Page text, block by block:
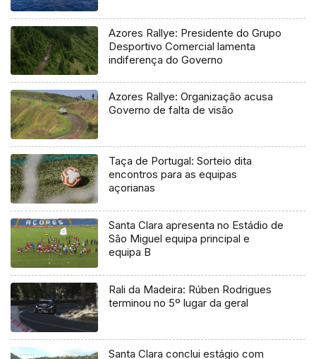
Azores Rallye: Presidente do Grupo
Desportivo Comercial lamenta
indiferença do Governo
Azores Rallye: Organização acusa
Governo de falta de visão
Taça de Portugal: Sorteio dita
encontros para as equipas
açorianas
Santa Clara apresenta no Estádio de
São Miguel equipa principal e
equipa B
Rali da Madeira: Rúben Rodrigues
terminou no 5º lugar da geral
Santa Clara conclui estágio com